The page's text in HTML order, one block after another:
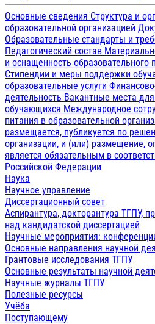
Основные сведения Структура и
образовательной организацией
Образовательные стандарты и
Педагогический состав
и оснащенность образовательного
Стипендии и меры поддержки
образовательные услуги
деятельность Вакантные места
обучающихся Международное
питания в образовательной
размещается, публикуется по
организации, и (или) размещение,
является обязательным в
Российской Федерации
Наука
Научное управление
Диссертационный совет
Аспирантура, докторантура ТГПУ,
над кандидатской диссертацией
Научные мероприятия:
Основные направления научной
Грантовые исследования ТГПУ
Основные результаты научной
Научные журналы ТГПУ
Полезные ресурсы
Учёба
Поступающему